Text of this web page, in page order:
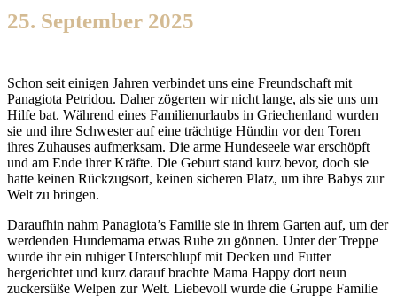
25. September 2025
Schon seit einigen Jahren verbindet uns eine Freundschaft mit
Panagiota Petridou. Daher zögerten wir nicht lange, als sie uns um
Hilfe bat. Während eines Familienurlaubs in Griechenland wurden
sie und ihre Schwester auf eine trächtige Hündin vor den Toren
ihres Zuhauses aufmerksam. Die arme Hundeseele war erschöpft
und am Ende ihrer Kräfte. Die Geburt stand kurz bevor, doch sie
hatte keinen Rückzugsort, keinen sicheren Platz, um ihre Babys zur
Welt zu bringen.
Daraufhin nahm Panagiota’s Familie sie in ihrem Garten auf, um der
werdenden Hundemama etwas Ruhe zu gönnen. Unter der Treppe
wurde ihr ein ruhiger Unterschlupf mit Decken und Futter
hergerichtet und kurz darauf brachte Mama Happy dort neun
zuckersüße Welpen zur Welt. Liebevoll wurde die Gruppe Familie